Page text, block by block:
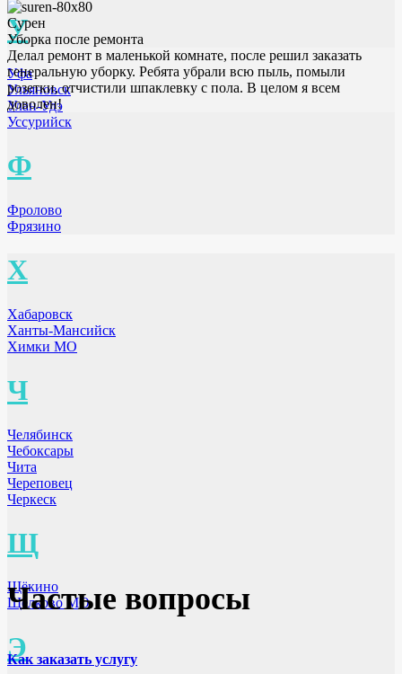
У
Уфа
Ульяновск
Улан-Удэ
Уссурийск
Ф
Фролово
Фрязино
Х
Хабаровск
Ханты-Мансийск
Химки МО
Ч
Челябинск
Чебоксары
Чита
Череповец
Черкеск
Щ
Щёкино
Щёлково МО
Э
Сурен
Уборка после ремонта
Делал ремонт в маленькой комнате, после решил заказать
генеральную уборку. Ребята убрали всю пыль, помыли
розетки, отчистили шпаклевку с пола. В целом я всем
доволен!
Частые вопросы
Как заказать услугу